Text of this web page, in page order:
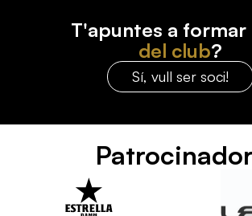
T'apuntes a
del club?
Sí, vull ser soci!